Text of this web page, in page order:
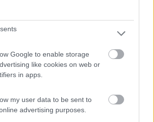
Google to enable storage
like cookies on web or
in apps.
my user data to be sent to
advertising purposes.